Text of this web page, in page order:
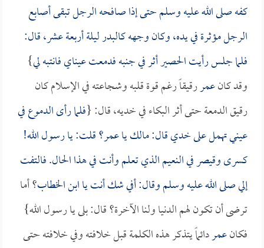
كفه صلى الله عليه وسلم حتى إذا صافحه الرجل تبقى أصابع
الرجل مؤثرة في يده، وكان وجهه كالبدر ليلة أربعة عشر، قال:
فلما جلس رأيت الحصير أثر في جنبه فدمعت عيناي فانتبه لي}
وقد كانعمررقيقاً رغم قوة قلبه وشجاعته في الإسلام كان
رقيق الدمعة حتى أثر البكاء في خديه، قال: {فلما رأى الدموع في
عيني تهمل على خدي قال: مالك ياعمر؟ قلت: يا رسول الله!
كسرى وقيصر في النعيم الذي تعلم وأنت في هذا الحال. فالتفت
إلي صلى الله عليه وسلم وقال: أفي شك أنت ياابن الخطاب؟ أما
ترضى أن تكون لهم الدنيا ولنا الآخرة؟ قال: بلى يا رسول الله}
فكانعمردائماً يتذكر هذه الكلمة قبل خلافته وفي خلافته حتى